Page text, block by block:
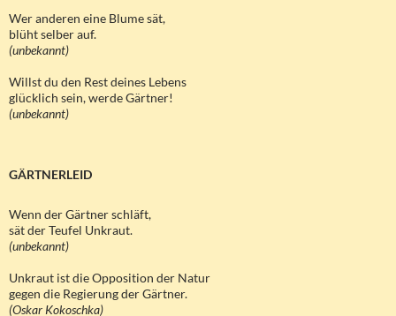
Wer anderen eine Blume sät,
blüht selber auf.
(unbekannt)
Willst du den Rest deines Lebens
glücklich sein, werde Gärtner!
(unbekannt)
GÄRTNERLEID
Wenn der Gärtner schläft,
sät der Teufel Unkraut.
(unbekannt)
Unkraut ist die Opposition der Natur
gegen die Regierung der Gärtner.
(Oskar Kokoschka)